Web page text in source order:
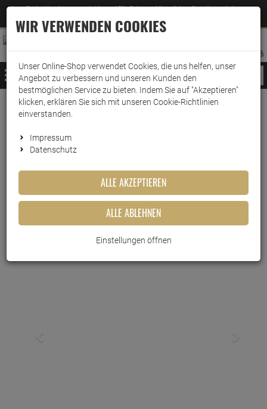
Jetzt für den Newsletter entscheiden und 5% Rabatt auf Ihre nächste Bestellung erhalten
–Zum Newsletter
ANMELDEN
AUFKLAPPEN
MERKZETTEL
WARENKORB:
MENÜ
Weiter einkaufen www.wark24.de Küche & Haushalt
Aufbewahrung
lock&lock
Lock&Lock Frischhaltedose Modular, LBF401, 260ml
Lock&Lock Frischhaltedose
Modular, LBF401, 260ml
Artikel-Nummer:10014797
WIR VERWENDEN COOKIES
Unser Online-Shop verwendet Cookies, die uns helfen, unser
Angebot zu verbessern und unseren Kunden den
bestmöglichen Service zu bieten. Indem Sie auf "Akzeptieren"
klicken, erklären Sie sich mit unseren Cookie-Richtlinien
einverstanden.
Impressum
Datenschutz
ALLE AKZEPTIEREN
ALLE ABLEHNEN
Einstellungen öffnen